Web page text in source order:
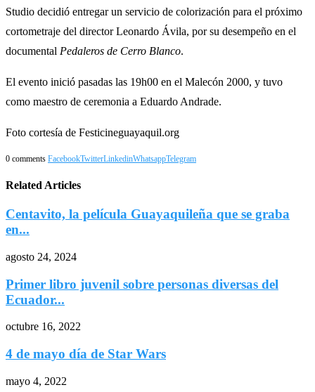
Studio decidió entregar un servicio de colorización para el próximo
cortometraje del director Leonardo Ávila, por su desempeño en el
documental Pedaleros de Cerro Blanco.
El evento inició pasadas las 19h00 en el Malecón 2000, y tuvo
como maestro de ceremonia a Eduardo Andrade.
Foto cortesía de Festicineguayaquil.org
0 comments FacebookTwitterLinkedinWhatsappTelegram
Related Articles
Centavito, la película Guayaquileña que se graba
en...
agosto 24, 2024
Primer libro juvenil sobre personas diversas del
Ecuador...
octubre 16, 2022
4 de mayo día de Star Wars
mayo 4, 2022